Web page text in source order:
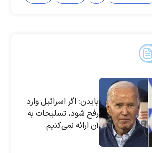
بایدن: اگر اسرائیل وارد
رفح شود، تسلیحات به
آن ارائه نمی‌کنیم